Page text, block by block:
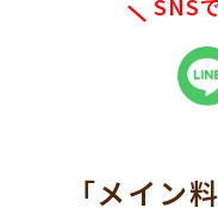
「メイン